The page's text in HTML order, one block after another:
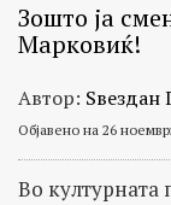
Зошто ја
Марковиќ!
Автор: Ѕвездан
Објавено на 26
Во